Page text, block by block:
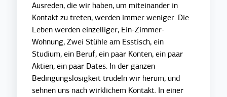
Ausreden, die wir haben, um miteinander in
Kontakt zu treten, werden immer weniger. Die
Leben werden einzelliger, Ein-Zimmer-
Wohnung, Zwei Stühle am Esstisch, ein
Studium, ein Beruf, ein paar Konten, ein paar
Aktien, ein paar Dates. In der ganzen
Bedingungslosigkeit trudeln wir herum, und
sehnen uns nach wirklichem Kontakt. In einer